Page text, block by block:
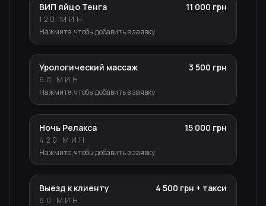
ВИП яйцо Тенга 11 000 грн
120 МИН
Нажмите, чтобы добавить в заявку
Урологический массаж 3 500 грн
60 МИН
Нажмите, чтобы добавить в заявку
Ночь Релакса 15 000 грн
420 МИН
Нажмите, чтобы добавить в заявку
Выезд к клиенту 4 500 грн + такси
60 МИН